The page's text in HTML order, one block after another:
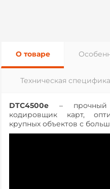
О товаре
Техническая
DTC4500e – прочный
кодировщик карт,
крупных объектов с